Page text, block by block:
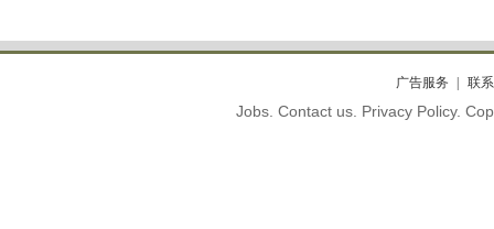
广告服务 联
Jobs. Contact us. Privacy Policy.